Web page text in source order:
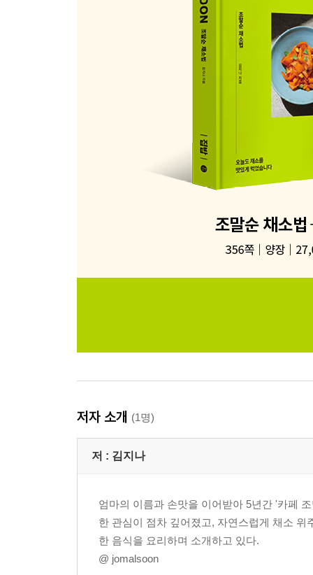
저자 소개 (1명)
저 : 김지나
엄마의 이름과 손맛을 이어받아 5년간 '카페
한 관심이 점차 깊어졌고, 자연스럽게 채소
한 음식을 요리하며 소개하고 있다.
@ jomalsoon